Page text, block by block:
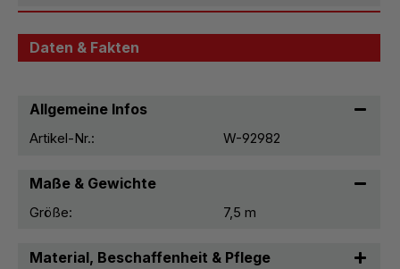
Daten & Fakten
Allgemeine Infos
Artikel-Nr.: W-92982
Maße & Gewichte
Größe: 7,5 m
Material, Beschaffenheit & Pflege